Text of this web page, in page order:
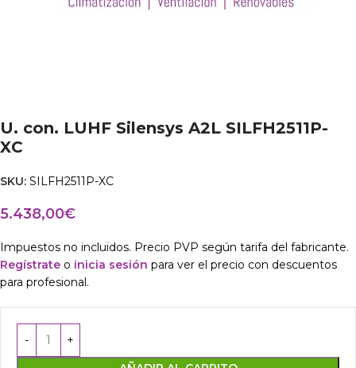
U. con. LUHF Silensys A2L SILFH2511P-
XC
SKU: SILFH2511P-XC
5.438,00€
Impuestos no incluidos. Precio PVP según tarifa del fabricante.
Regístrate o inicia sesión para ver el precio con descuentos
para profesional.